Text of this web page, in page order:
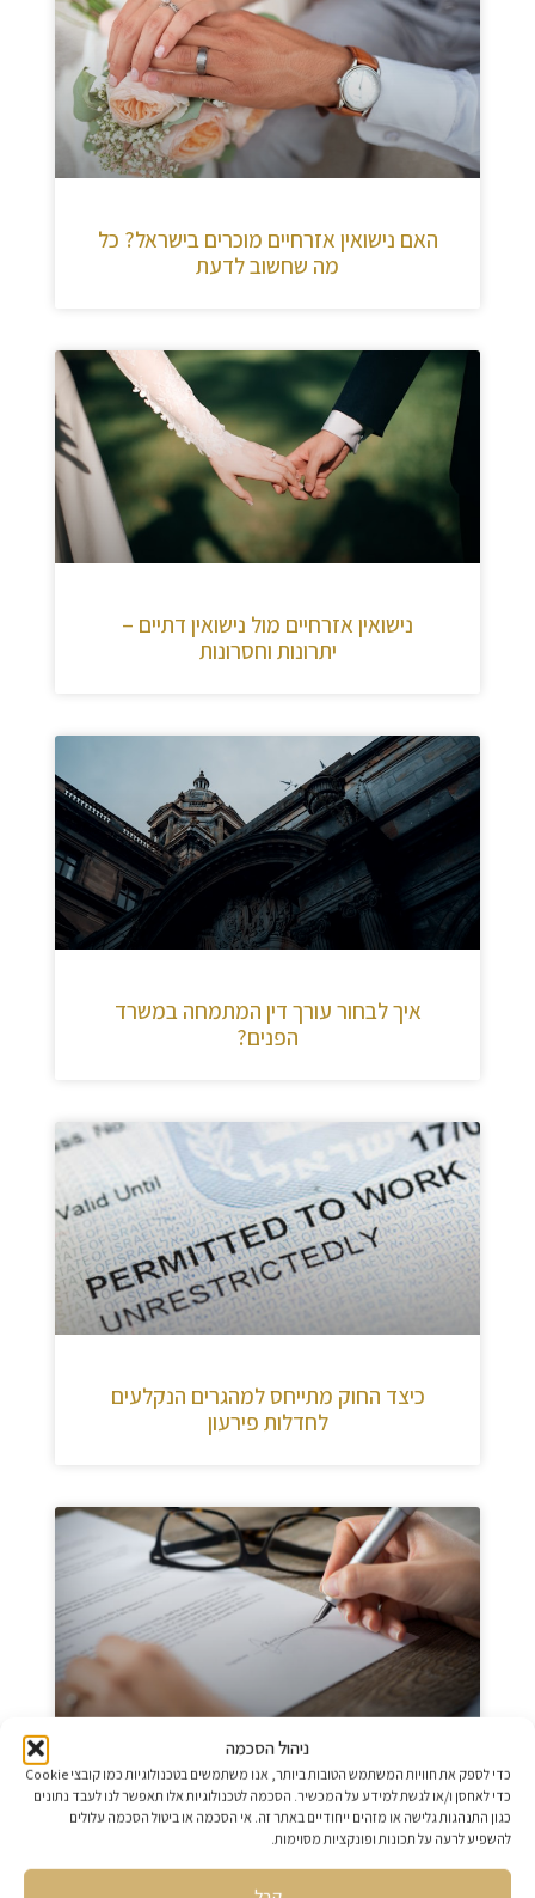
ניהול הסכמה
כדי לספק את חוויות המשתמש הטובות ביותר, אנו משתמשים בטכנולוגיות כמו קובצי Cookie
כדי לאחסן ו/או לגשת למידע על המכשיר. הסכמה לטכנולוגיות אלו תאפשר לנו לעבד נתונים
כגון התנהגות גלישה או מזהים ייחודיים באתר זה. אי הסכמה או ביטול הסכמה עלולים
להשפיע לרעה על תכונות ופונקציות מסוימות.
האם נישואין אזרחיים מוכרים בישראל? כל
מה שחשוב לדעת
נישואין אזרחיים מול נישואין דתיים –
יתרונות וחסרונות
איך לבחור עורך דין המתמחה במשרד
הפנים?
כיצד החוק מתייחס למהגרים הנקלעים
לחדלות פירעון
כיצד עובדים זרים יכולים לדרוש החזר מס